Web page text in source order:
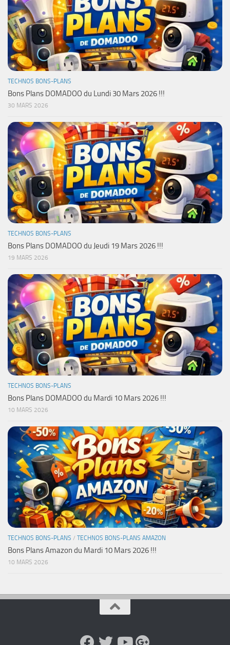
TECHNOS BONS-PLANS
Bons Plans DOMADOO du Lundi 30 Mars 2026 !!!
30 MARS 2026
TECHNOS BONS-PLANS
Bons Plans DOMADOO du Jeudi 19 Mars 2026 !!!
19 MARS 2026
TECHNOS BONS-PLANS
Bons Plans DOMADOO du Mardi 10 Mars 2026 !!!
10 MARS 2026
TECHNOS BONS-PLANS / TECHNOS BONS-PLANS AMAZON
Bons Plans Amazon du Mardi 10 Mars 2026 !!!
10 MARS 2026